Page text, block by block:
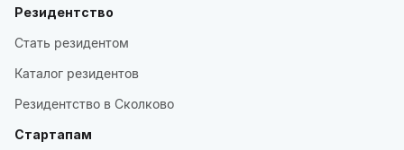
Резидентство
Стать резидентом
Каталог резидентов
Резидентство в Сколково
Стартапам